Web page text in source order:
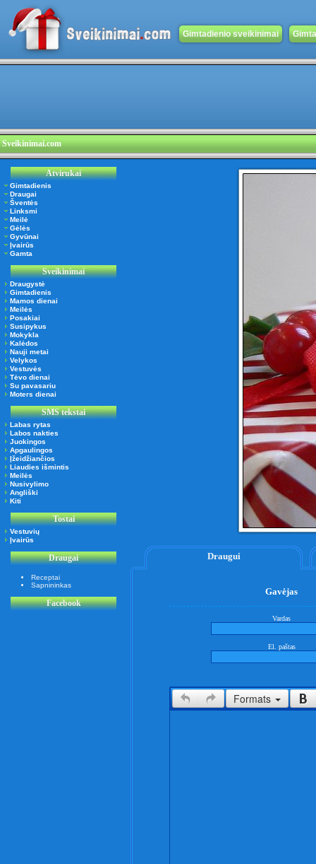
Gimtadienio sveikinimai
Sveikinimai.com
Atvirukai
Gimtadienis
Draugai
Šventės
Linksmi
Meilė
Gėlės
Gyvūnai
Įvairūs
Gamta
Sveikinimai
Draugystė
Gimtadienis
Mamos dienai
Meilės
Posakiai
Susipykus
Mokykla
Kalėdos
Nauji metai
Velykos
Vestuvės
Tėvo dienai
Su pavasariu
Moters dienai
SMS tekstai
Labas rytas
Labos nakties
Juokingos
Apgaulingos
Įžeidžiančios
Liaudies išmintis
Meilės
Nusivylimo
Angliški
Kiti
Tostai
Vestuvių
Įvairūs
Draugai
Receptai
Sapnininkas
Facebook
Draugui
Gavėjas
Vardas
El. paštas
Formats